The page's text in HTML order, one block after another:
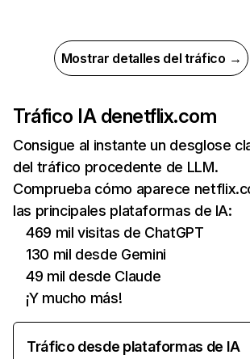
Mostrar detalles del tráfico →
Tráfico IA denetflix.com
Consigue al instante un desglose
del tráfico procedente de LLM.
Comprueba cómo aparece
las principales plataformas de IA:
469 mil visitas de ChatGPT
130 mil desde Gemini
49 mil desde Claude
¡Y mucho más!
Tráfico desde plataformas de IA